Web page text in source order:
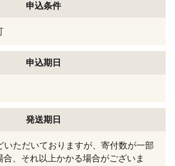
申込条件
申込期日
発送期日
いただいておりますが、寄付数が一部
、それ以上かかる場合がございま